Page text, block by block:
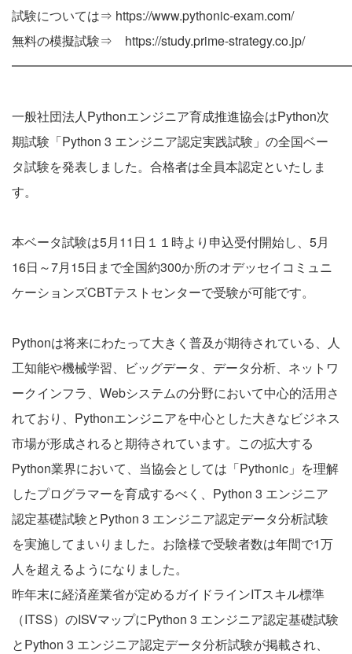
試験については⇒ https://www.pythonic-exam.com/
無料の模擬試験⇒ https://study.prime-strategy.co.jp/
一般社団法人Pythonエンジニア育成推進協会はPython次
期試験「Python 3 エンジニア認定実践試験」の全国ベー
タ試験を発表しました。合格者は全員本認定といたしま
す。
本ベータ試験は5月11日１１時より申込受付開始し、5月
16日～7月15日まで全国約300か所のオデッセイコミュニ
ケーションズCBTテストセンターで受験が可能です。
Pythonは将来にわたって大きく普及が期待されている、人
工知能や機械学習、ビッグデータ、データ分析、ネットワ
ークインフラ、Webシステムの分野において中心的活用さ
れており、Pythonエンジニアを中心とした大きなビジネス
市場が形成されると期待されています。この拡大する
Python業界において、当協会としては「Pythonic」を理解
したプログラマーを育成するべく、Python 3 エンジニア
認定基礎試験とPython 3 エンジニア認定データ分析試験
を実施してまいりました。お陰様で受験者数は年間で1万
人を超えるようになりました。
昨年末に経済産業省が定めるガイドラインITスキル標準
（ITSS）のISVマップにPython 3 エンジニア認定基礎試験
とPython 3 エンジニア認定データ分析試験が掲載され、